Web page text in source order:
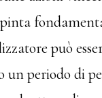
può
un periodo di